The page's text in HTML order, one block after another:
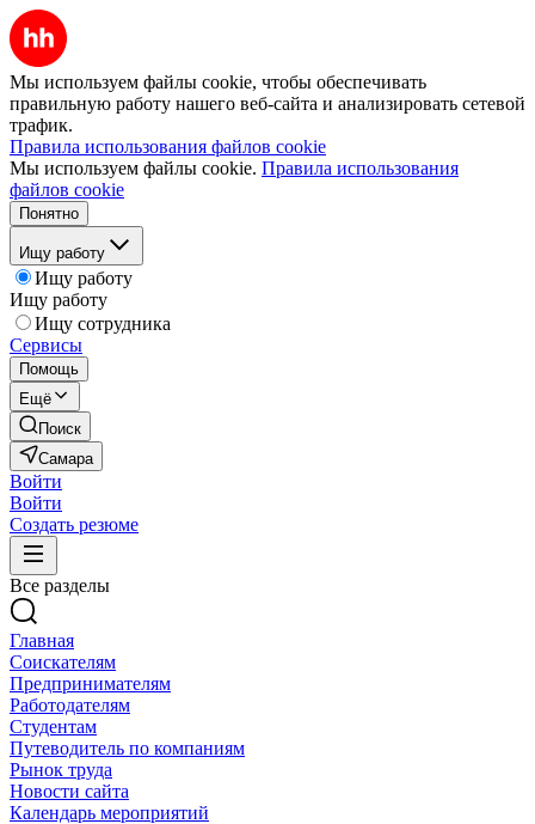
Мы используем файлы cookie, чтобы обеспечивать
правильную работу нашего веб-сайта и анализировать сетевой
трафик.
Правила использования файлов cookie
Мы используем файлы cookie. Правила использования
файлов cookie
Понятно
Ищу работу
Ищу работу
Ищу работу
Ищу сотрудника
Сервисы
Помощь
Ещё
Поиск
Самара
Войти
Войти
Создать резюме
Все разделы
Главная
Соискателям
Предпринимателям
Работодателям
Студентам
Путеводитель по компаниям
Рынок труда
Новости сайта
Календарь мероприятий